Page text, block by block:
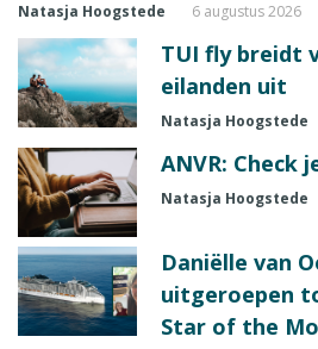
Natasja Hoogstede 6 augustus 2026
TUI fly breidt
eilanden uit
Natasja Hoogstede
ANVR: Check
Natasja Hoogstede
Daniëlle van
uitgeroepen
Star of the